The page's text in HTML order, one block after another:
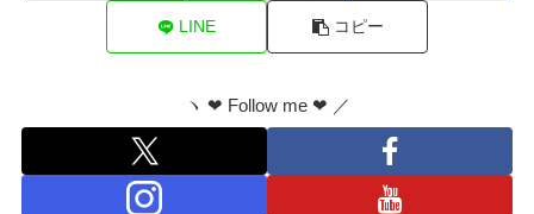
LINE コピー
ヽ ❤︎ Follow me ❤︎ ／